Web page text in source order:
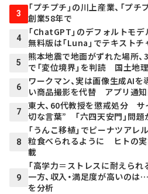
3
「プチプチ」の川上産業、「プ
創業58年で
4
「ChatGPT」のデフォルトモデ
無料版は「Luna」でテキスト
5
熊本地震で地面がずれた場所
で「変位境界」を判読 国土地
6
ワークマン、実は画像生成AI
い商品撮影を代替 アプリ通
7
東大、60代教授を懲戒処分
切な言葉” 「六四天安門」問
8
「うんこ移植」でピーナツアレ
粒食べられるように ヒトの
載
9
「高学力＝ストレスに耐えら
一方、収入・満足度が高いの
を分析